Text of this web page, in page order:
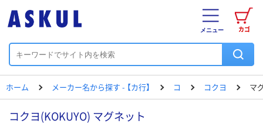
カゴ
メニュー
ホーム メーカー名から探す - 【カ行】 コ コクヨ マ
コクヨ(KOKUYO) マグネット